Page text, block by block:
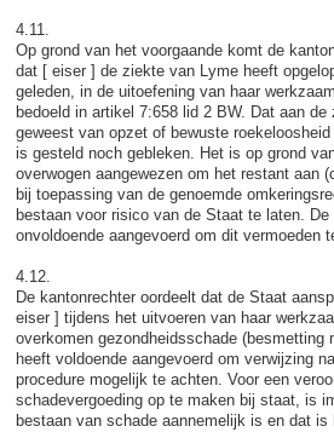
4.11.
Op grond van het voorgaande komt de
dat [ eiser ] de ziekte van Lyme heeft
geleden, in de uitoefening van haar
bedoeld in artikel 7:658 lid 2 BW. Dat aan
geweest van opzet of bewuste
is gesteld noch gebleken. Het is op grond
overwogen aangewezen om het restant aan
bij toepassing van de genoemde
bestaan voor risico van de Staat te laten.
onvoldoende aangevoerd om dit vermoeden
4.12.
De kantonrechter oordeelt dat de Staat
eiser ] tijdens het uitvoeren van haar
overkomen gezondheidsschade (besmetting
heeft voldoende aangevoerd om verwijzing
procedure mogelijk te achten. Voor een
schadevergoeding op te maken bij staat, is
bestaan van schade aannemelijk is en dat is